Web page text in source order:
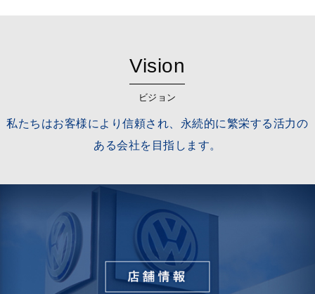
Vision
ビジョン
私たちはお客様により信頼され、永続的に繁栄する活力の
ある会社を目指します。